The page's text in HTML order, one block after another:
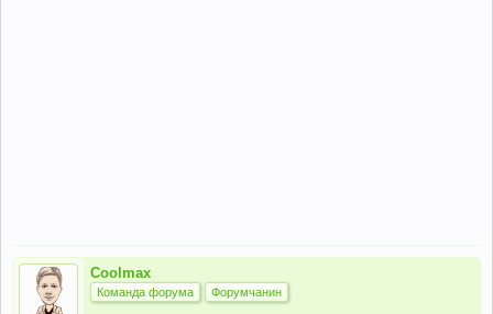
Coolmax
Команда форума Форумчанин